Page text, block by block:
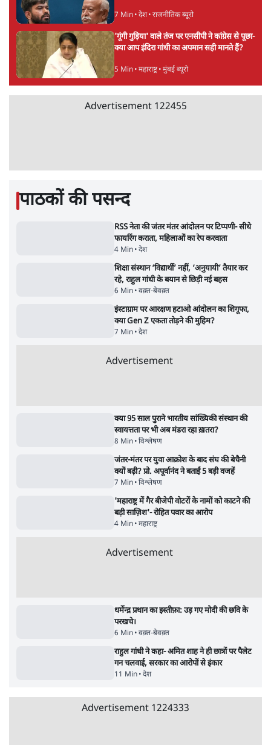
7 Min• देश• राजनीतिक ब्यूरो
'गूंगी गुड़िया' वाले तंज पर एनसीपी ने कांग्रेस से पूछा-
क्या आप इंदिरा गांधी का अपमान सही मानते हैं?
5 Min• महाराष्ट्र• मुंबई ब्यूरो
Advertisement 122455
पाठकों की पसन्द
RSS नेता की जंतर मंतर आंदोलन पर टिप्पणी- सीधे
फायरिंग कराता, महिलाओं का रेप करवाता
4 Min• देश
शिक्षा संस्थान ‘विद्यार्थी’ नहीं, ‘अनुयायी’ तैयार कर
रहे, राहुल गांधी के बयान से छिड़ी नई बहस
6 Min• वक़्त-बेवक़्त
इंस्टाग्राम पर आरक्षण हटाओ आंदोलन का शिगूफा,
क्या Gen Z एकता तोड़ने की मुहिम?
7 Min• देश
Advertisement
क्या 95 साल पुराने भारतीय सांख्यिकी संस्थान की
स्वायत्तता पर भी अब मंडरा रहा ख़तरा?
8 Min• विश्लेषण
जंतर-मंतर पर युवा आक्रोश के बाद संघ की बेचैनी
क्यों बढ़ी? प्रो. अपूर्वानंद ने बताईं 5 बड़ी वजहें
7 Min• विश्लेषण
'महाराष्ट्र में गैर बीजेपी वोटरों के नामों को काटने की
बड़ी साज़िश'- रोहित पवार का आरोप
4 Min• महाराष्ट्र
Advertisement
धर्मेन्द्र प्रधान का इस्तीफ़ा: उड़ गए मोदी की छवि के
परखचे।
6 Min• वक़्त-बेवक़्त
राहुल गांधी ने कहा- अमित शाह ने ही छात्रों पर पैलेट
गन चलवाई, सरकार का आरोपों से इंकार
11 Min• देश
Advertisement 1224333